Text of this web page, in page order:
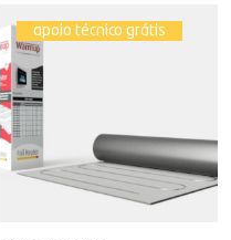
apoio técnico grátis